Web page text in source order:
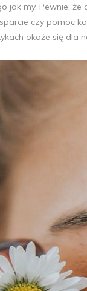
jak my. Pewnie,
czy pomoc
okaże się dla